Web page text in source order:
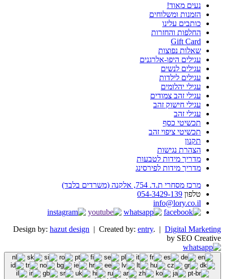
נעים מאוד!
הזמנות ומשלוחים
כותבים עלינו
החלפות והחזרות
Gift Card
שאלות נפוצות
עגילים היפו-אלרגנים
עגילים לנשים
עגילים לילדות
עגילי יהלומים
עגילי זהב צמודים
עגילי חישוק זהב
עגילי זהב
תכשיטי כסף
תכשיטי ציפוי זהב
תקנון
הצהרת נגישות
מדריך מידות לטבעות
מדריך מידות לפירסינג
מרכז מסחרי ת.ד. 754, אלקנה (משרדים בלבד)
טלפון 054-3429-139
info@lory.co.il
Design by: hazut design | Created by: entry. | Digital Marketing
by SEO Creative